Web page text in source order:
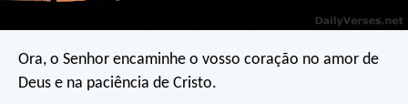
Ora, o Senhor encaminhe o vosso coração no amor de
Deus e na paciência de Cristo.